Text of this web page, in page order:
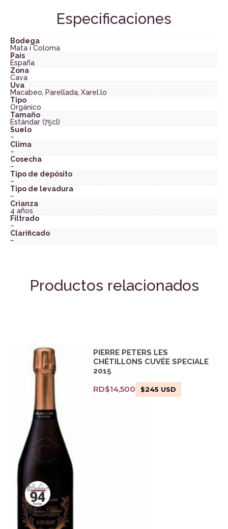
Especificaciones
Bodega
Mata i Coloma
País
España
Zona
Cava
Uva
Macabeo Parellada Xarel.lo
Tipo
Orgánico
Tamaño
Estándar (75cl)
Suelo
–
Clima
–
Cosecha
–
Tipo de depósito
–
Tipo de levadura
–
Crianza
4 años
Filtrado
–
Clarificado
–
Productos relacionados
PIERRE PETERS LES
CHÉTILLONS CUVÉE SPECIALE
2015
RD$14,500 $245 USD